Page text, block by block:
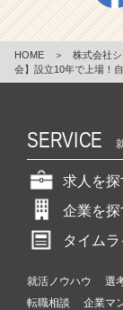
HOME ＞ 株式会社
会】設立10年で上場！
SERVICE
求人を探
企業を探
タイム
就活ノウハウ 選
転職相談
企業マ